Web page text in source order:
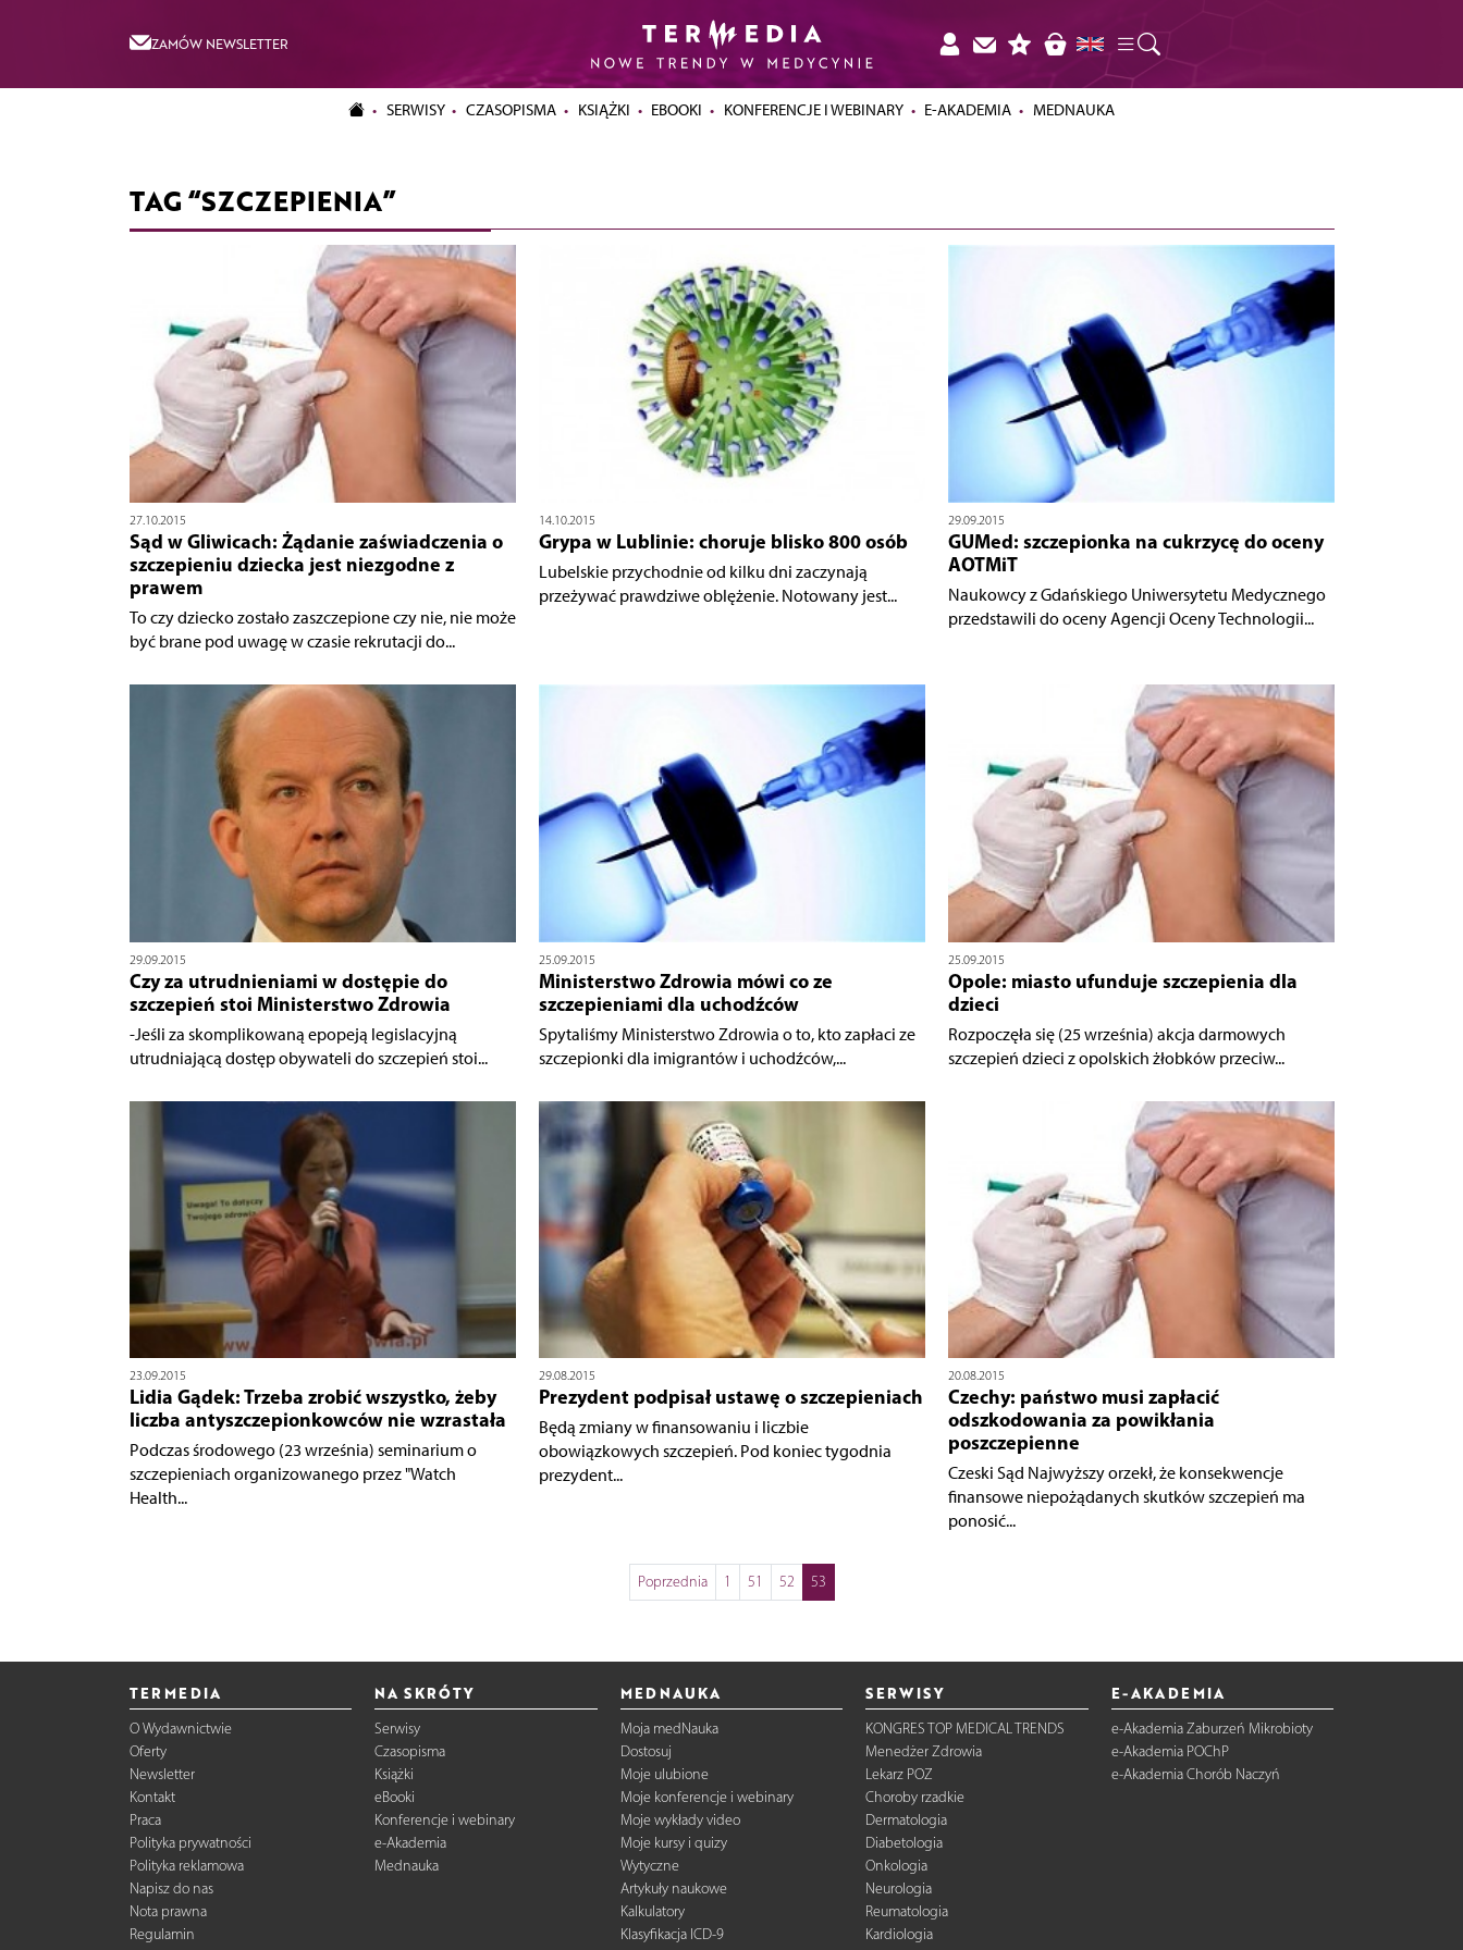
ZAMÓW NEWSLETTER
SERWISY CZASOPISMA KSIĄŻKI EBOOKI KONFERENCJE I WEBINARY E-AKADEMIA MEDNAUKA
TAG “SZCZEPIENIA”
27.10.2015
Sąd w Gliwicach: Żądanie zaświadczenia o
szczepieniu dziecka jest niezgodne z
prawem
To czy dziecko zostało zaszczepione czy nie, nie może
być brane pod uwagę w czasie rekrutacji do...
14.10.2015
Grypa w Lublinie: choruje blisko 800 osób
Lubelskie przychodnie od kilku dni zaczynają
przeżywać prawdziwe oblężenie. Notowany jest...
29.09.2015
GUMed: szczepionka na cukrzycę do oceny
AOTMiT
Naukowcy z Gdańskiego Uniwersytetu Medycznego
przedstawili do oceny Agencji Oceny Technologii...
29.09.2015
Czy za utrudnieniami w dostępie do
szczepień stoi Ministerstwo Zdrowia
-Jeśli za skomplikowaną epopeją legislacyjną
utrudniającą dostęp obywateli do szczepień stoi...
25.09.2015
Ministerstwo Zdrowia mówi co ze
szczepieniami dla uchodźców
Spytaliśmy Ministerstwo Zdrowia o to, kto zapłaci ze
szczepionki dla imigrantów i uchodźców,...
25.09.2015
Opole: miasto ufunduje szczepienia dla
dzieci
Rozpoczęła się (25 września) akcja darmowych
szczepień dzieci z opolskich żłobków przeciw...
23.09.2015
Lidia Gądek: Trzeba zrobić wszystko, żeby
liczba antyszczepionkowców nie wzrastała
Podczas środowego (23 września) seminarium o
szczepieniach organizowanego przez "Watch
Health...
29.08.2015
Prezydent podpisał ustawę o szczepieniach
Będą zmiany w finansowaniu i liczbie
obowiązkowych szczepień. Pod koniec tygodnia
prezydent...
20.08.2015
Czechy: państwo musi zapłacić
odszkodowania za powikłania
poszczepienne
Czeski Sąd Najwyższy orzekł, że konsekwencje
finansowe niepożądanych skutków szczepień ma
ponosić...
Poprzednia 1 51 52 53
TERMEDIA
O Wydawnictwie
Oferty
Newsletter
Kontakt
Praca
Polityka prywatności
Polityka reklamowa
Napisz do nas
Nota prawna
Regulamin
NA SKRÓTY
Serwisy
Czasopisma
Książki
eBooki
Konferencje i webinary
e-Akademia
Mednauka
MEDNAUKA
Moja medNauka
Dostosuj
Moje ulubione
Moje konferencje i webinary
Moje wykłady video
Moje kursy i quizy
Wytyczne
Artykuły naukowe
Kalkulatory
Klasyfikacja ICD-9
SERWISY
KONGRES TOP MEDICAL TRENDS
Menedżer Zdrowia
Lekarz POZ
Choroby rzadkie
Dermatologia
Diabetologia
Onkologia
Neurologia
Reumatologia
Kardiologia
E-AKADEMIA
e-Akademia Zaburzeń Mikrobioty
e-Akademia POChP
e-Akademia Chorób Naczyń